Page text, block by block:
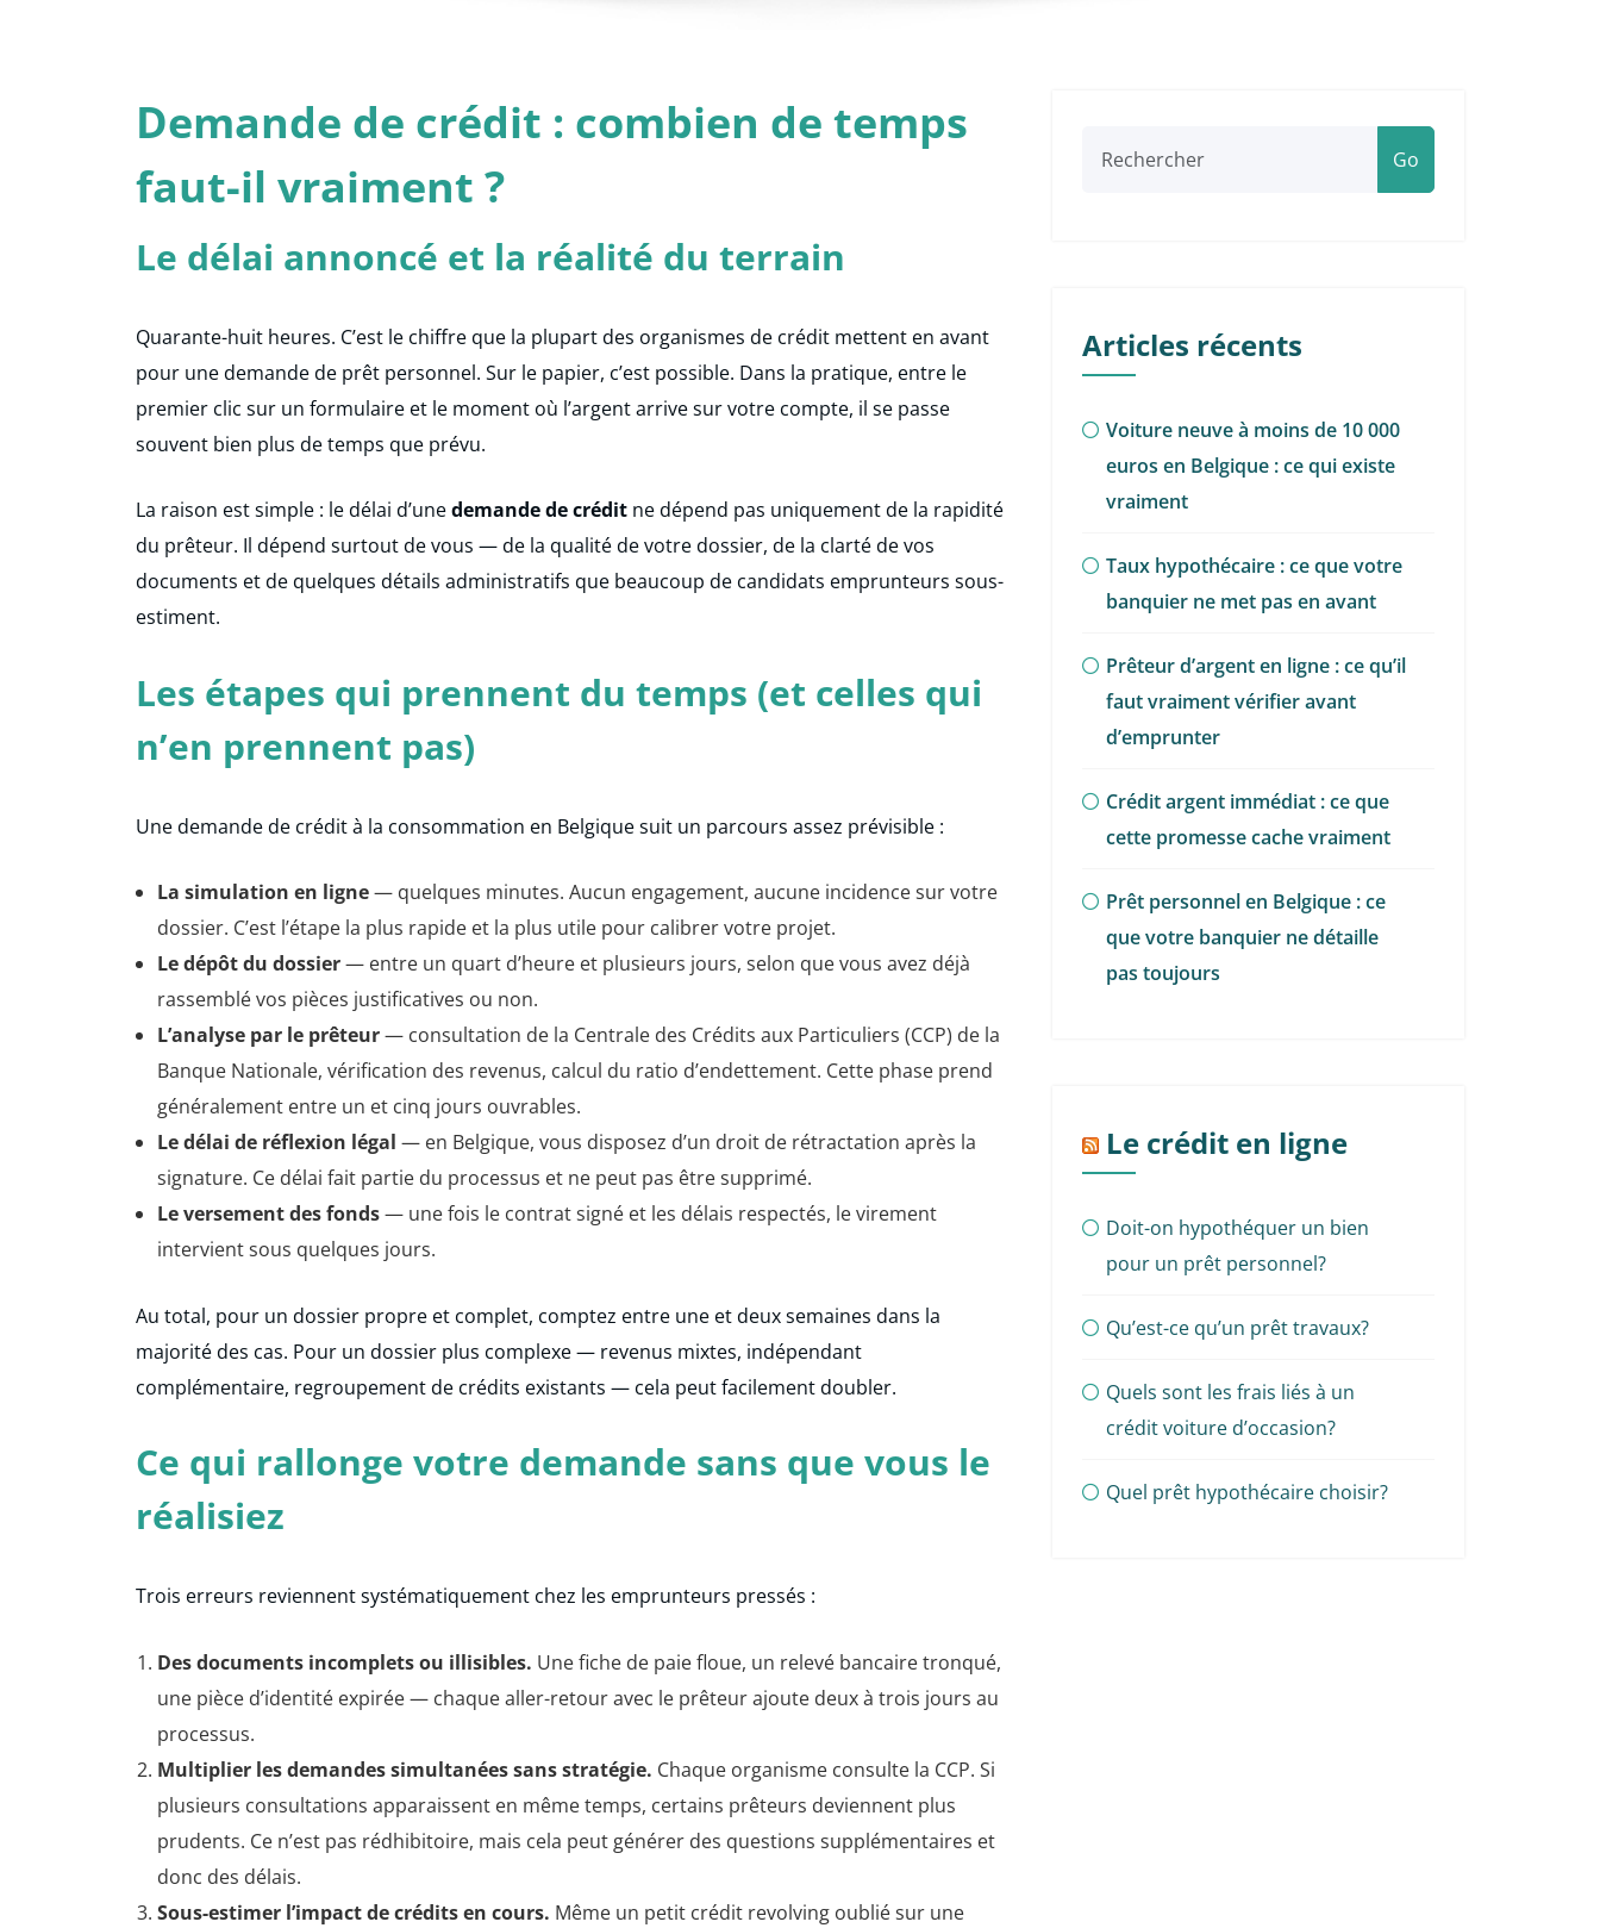
Demande de crédit : combien de temps
faut-il vraiment ?
Le délai annoncé et la réalité du terrain
Quarante-huit heures. C’est le chiffre que la plupart des organismes de crédit mettent en avant
pour une demande de prêt personnel. Sur le papier, c’est possible. Dans la pratique, entre le
premier clic sur un formulaire et le moment où l’argent arrive sur votre compte, il se passe
souvent bien plus de temps que prévu.
La raison est simple : le délai d’unedemande de crédit ne dépend pas uniquement de la rapidité
du prêteur. Il dépend surtout de vous — de la qualité de votre dossier, de la clarté de vos
documents et de quelques détails administratifs que beaucoup de candidats emprunteurs sous-
estiment.
Les étapes qui prennent du temps (et celles qui
n’en prennent pas)
Une demande de crédit à la consommation en Belgique suit un parcours assez prévisible :
La simulation en ligne— quelques minutes. Aucun engagement, aucune incidence sur votre
dossier. C’est l’étape la plus rapide et la plus utile pour calibrer votre projet.
Le dépôt du dossier— entre un quart d’heure et plusieurs jours, selon que vous avez déjà
rassemblé vos pièces justificatives ou non.
L’analyse par le prêteur— consultation de la Centrale des Crédits aux Particuliers (CCP) de la
Banque Nationale, vérification des revenus, calcul du ratio d’endettement. Cette phase prend
généralement entre un et cinq jours ouvrables.
Le délai de réflexion légal — en Belgique, vous disposez d’un droit de rétractation après la
signature. Ce délai fait partie du processus et ne peut pas être supprimé.
Le versement des fonds— une fois le contrat signé et les délais respectés, le virement
intervient sous quelques jours.
Au total, pour un dossier propre et complet, comptez entre une et deux semaines dans la
majorité des cas. Pour un dossier plus complexe — revenus mixtes, indépendant
complémentaire, regroupement de crédits existants — cela peut facilement doubler.
Ce qui rallonge votre demande sans que vous le
réalisiez
Trois erreurs reviennent systématiquement chez les emprunteurs pressés :
Des documents incomplets ou illisibles. Une fiche de paie floue, un relevé bancaire tronqué,
une pièce d’identité expirée — chaque aller-retour avec le prêteur ajoute deux à trois jours au
processus.
Multiplier les demandes simultanées sans stratégie. Chaque organisme consulte la CCP. Si
plusieurs consultations apparaissent en même temps, certains prêteurs deviennent plus
prudents. Ce n’est pas rédhibitoire, mais cela peut générer des questions supplémentaires et
donc des délais.
Sous-estimer l’impact de crédits en cours. Même un petit crédit revolving oublié sur une
Go
Articles récents
Voiture neuve à moins de 10 000
euros en Belgique : ce qui existe
vraiment
Taux hypothécaire : ce que votre
banquier ne met pas en avant
Prêteur d’argent en ligne : ce qu’il
faut vraiment vérifier avant
d’emprunter
Crédit argent immédiat : ce que
cette promesse cache vraiment
Prêt personnel en Belgique : ce
que votre banquier ne détaille
pas toujours
Le crédit en ligne
Doit-on hypothéquer un bien
pour un prêt personnel?
Qu’est-ce qu’un prêt travaux?
Quels sont les frais liés à un
crédit voiture d’occasion?
Quel prêt hypothécaire choisir?